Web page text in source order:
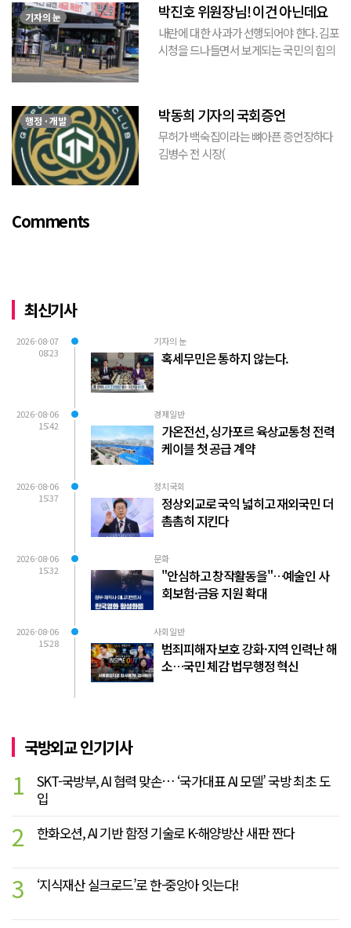
민(惑...
기자의 눈 박진호 위원장님! 이건 아닌데요
내란에 대한 사과가 선행되어야 한다. 김포
시청을 드나들면서 보게되는 국민의 힘의
이 하...
행정 · 개발 박동희 기자의 국회증언
무허가 백숙집이라는 뼈아픈 증언장하다
김병수 전 시장(
Comments
최신기사
2026-08-07
08:23
기자의 눈
혹세무민은 통하지 않는다.
2026-08-06
15:42
경제일반
가온전선, 싱가포르 육상교통청 전력
케이블 첫 공급 계약
2026-08-06
15:37
정치국회
정상외교로 국익 넓히고 재외국민 더
촘촘히 지킨다
2026-08-06
15:32
문화
"안심하고 창작활동을"…예술인 사
회보험·금융 지원 확대
2026-08-06
15:28
사회일반
범죄피해자 보호 강화·지역 인력난 해
소…국민 체감 법무행정 혁신
국방외교 인기기사
1
SKT-국방부, AI 협력 맞손… ‘국가대표 AI 모델’ 국방 최초 도
입
2 한화오션, AI 기반 함정 기술로 K-해양방산 새판 짠다
3 ‘지식재산 실크로드’로 한-중앙아 잇는다!